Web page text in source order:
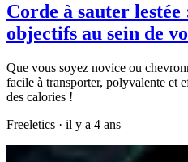
Corde à sauter lestée
objectifs au sein de
Que vous soyez novice ou
facile à transporter, polyvalente et
des calories !
Freeletics · il y a 4 ans